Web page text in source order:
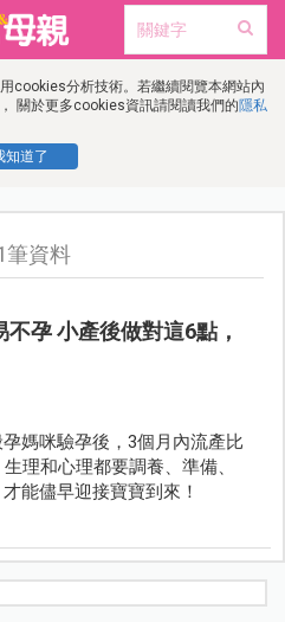
cookies分析技術。若繼續閱覽本網站內
關於更多cookies資訊請閱讀我們的隱私
知道了
筆資料
不孕 小產後做對這6點，
媽咪驗孕後，3個月內流產比
理和心理都要調養、準備、
能儘早迎接寶寶到來！